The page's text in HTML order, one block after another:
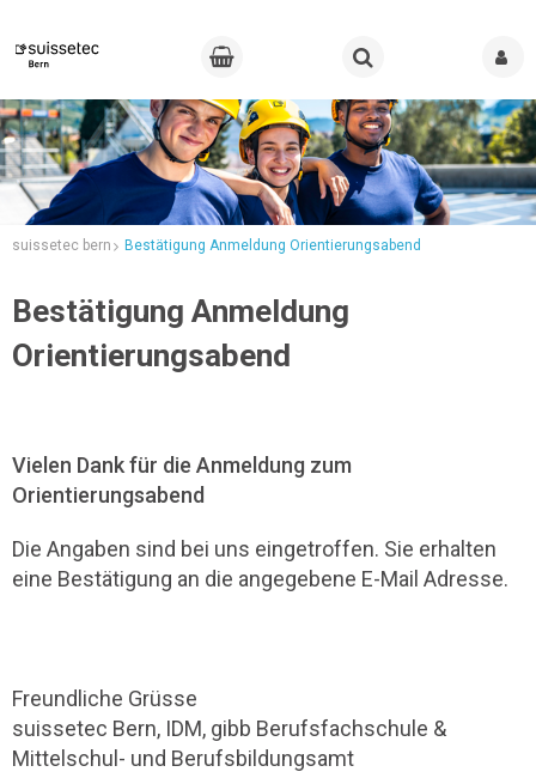
suissetec bern Bestätigung Anmeldung Orientierungsabend
Bestätigung Anmeldung
Orientierungsabend
Vielen Dank für die Anmeldung zum
Orientierungsabend
Die Angaben sind bei uns eingetroffen. Sie erhalten
eine Bestätigung an die angegebene E-Mail Adresse.
Freundliche Grüsse
suissetec Bern, IDM, gibb Berufsfachschule &
Mittelschul- und Berufsbildungsamt